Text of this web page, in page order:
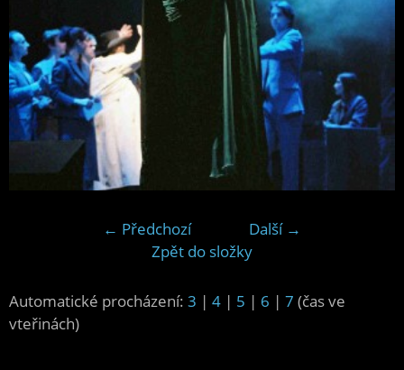
← Předchozí
Další →
Zpět do složky
Automatické procházení: 3 | 4 | 5 | 6 | 7 (čas ve
vteřinách)